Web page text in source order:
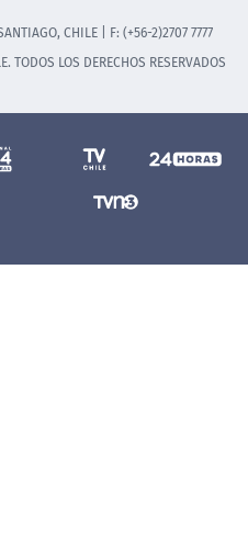
CHILE | F: (+56-2)2707 7777
LOS DERECHOS RESERVADOS